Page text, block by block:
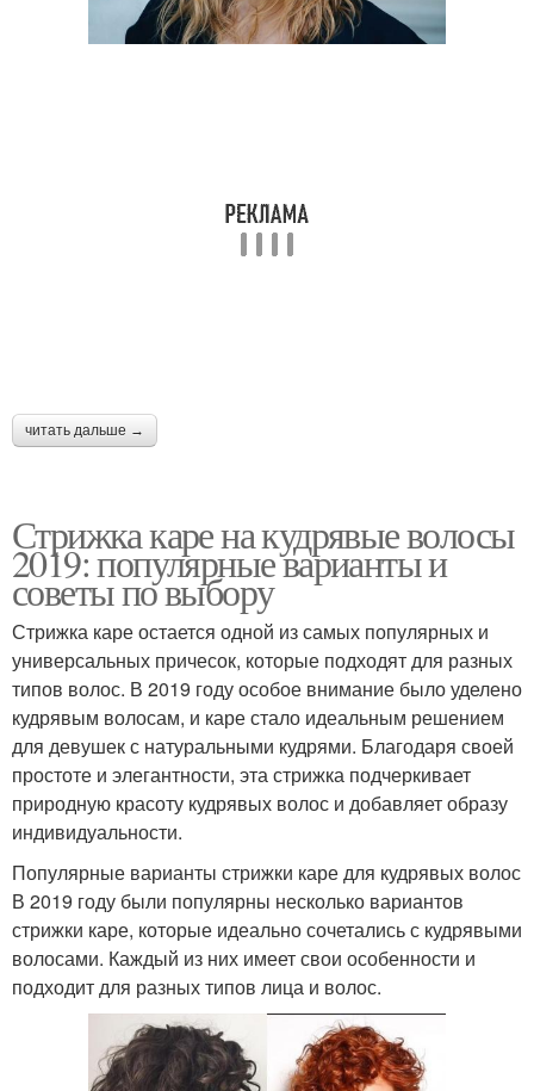
читать дальше →
Стрижка каре на кудрявые волосы
2019: популярные варианты и
советы по выбору
Стрижка каре остается одной из самых популярных и
универсальных причесок, которые подходят для разных
типов волос. В 2019 году особое внимание было уделено
кудрявым волосам, и каре стало идеальным решением
для девушек с натуральными кудрями. Благодаря своей
простоте и элегантности, эта стрижка подчеркивает
природную красоту кудрявых волос и добавляет образу
индивидуальности.
Популярные варианты стрижки каре для кудрявых волос
В 2019 году были популярны несколько вариантов
стрижки каре, которые идеально сочетались с кудрявыми
волосами. Каждый из них имеет свои особенности и
подходит для разных типов лица и волос.